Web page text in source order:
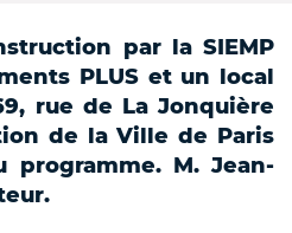
par la SIEMP
PLUS et un local
rue de La Jonquière
de la Ville de Paris
programme. M. Jean-